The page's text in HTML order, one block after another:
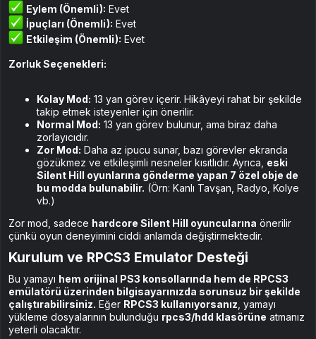
Eylem (Önemli): Evet
İpuçları (Önemli): Evet
Etkileşim (Önemli): Evet
Zorluk Seçenekleri:
Kolay Mod: 13 yan görev içerir. Hikâyeyi rahat bir şekilde
takip etmek isteyenler için önerilir.
Normal Mod: 13 yan görev bulunur, ama biraz daha
zorlayıcıdır.
Zor Mod: Daha az ipucu sunar, bazı görevler ekranda
gözükmez ve etkileşimli nesneler kısıtlıdır. Ayrıca, eski
Silent Hill oyunlarına gönderme yapan 7 özel obje de
bu modda bulunabilir. (Örn: Kanlı Tavşan, Radyo, Kolye
vb.)
Zor mod, sadece hardcore Silent Hill oyuncularına önerilir
çünkü oyun deneyimini ciddi anlamda değiştirmektedir.
Kurulum ve RPCS3 Emulator Desteği
Bu yamayı hem orijinal PS3 konsollarında hem de RPCS3
emülatörü üzerinden bilgisayarınızda sorunsuz bir şekilde
çalıştırabilirsiniz. Eğer RPCS3 kullanıyorsanız , yamayı
yükleme dosyalarının bulunduğu rpcs3/hdd klasörüne atmanız
yeterli olacaktır.